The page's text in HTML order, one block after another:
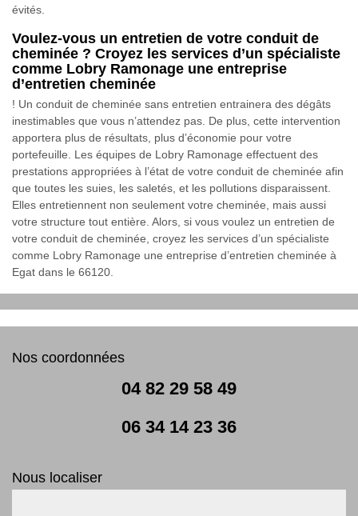
évités.
Voulez-vous un entretien de votre conduit de
cheminée ? Croyez les services d’un spécialiste
comme Lobry Ramonage une entreprise
d’entretien cheminée
! Un conduit de cheminée sans entretien entrainera des dégâts
inestimables que vous n’attendez pas. De plus, cette intervention
apportera plus de résultats, plus d’économie pour votre
portefeuille. Les équipes de Lobry Ramonage effectuent des
prestations appropriées à l’état de votre conduit de cheminée afin
que toutes les suies, les saletés, et les pollutions disparaissent.
Elles entretiennent non seulement votre cheminée, mais aussi
votre structure tout entière. Alors, si vous voulez un entretien de
votre conduit de cheminée, croyez les services d’un spécialiste
comme Lobry Ramonage une entreprise d’entretien cheminée à
Egat dans le 66120.
Nos coordonnées
04 82 29 58 49
06 34 14 23 36
Nous localiser